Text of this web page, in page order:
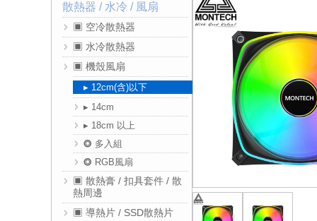
散熱器 / 水冷 / 風扇
▣ 空冷散熱器
▣ 水冷散熱器
▣ 機殼風扇
▸ 12cm(含)以下
▸ 14cm
▸ 18cm 以上
⭗ 多入組
⭗ RGB風扇
▣ 散熱膏 / 扣具套件 / 散
熱周邊
▣ 導熱片 / SSD散熱片